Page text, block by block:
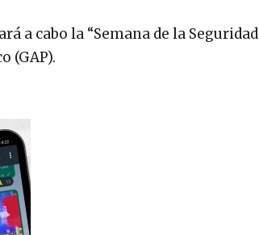
a cabo la “Semana de la Seguridad
(GAP).